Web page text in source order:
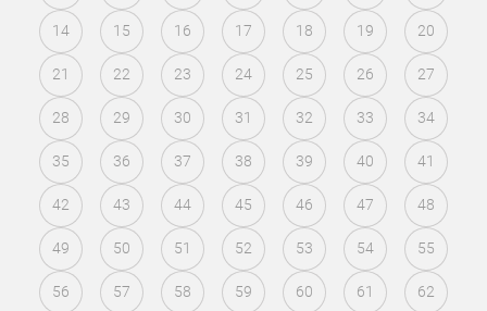
14 15 16 17 18 19 20
21 22 23 24 25 26 27
28 29 30 31 32 33 34
35 36 37 38 39 40 41
42 43 44 45 46 47 48
49 50 51 52 53 54 55
56 57 58 59 60 61 62